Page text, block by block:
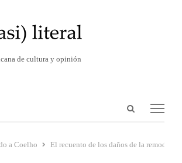
de cultura y opinión
Abrir
búsqueda
a Coelho El recuento de los daños de la